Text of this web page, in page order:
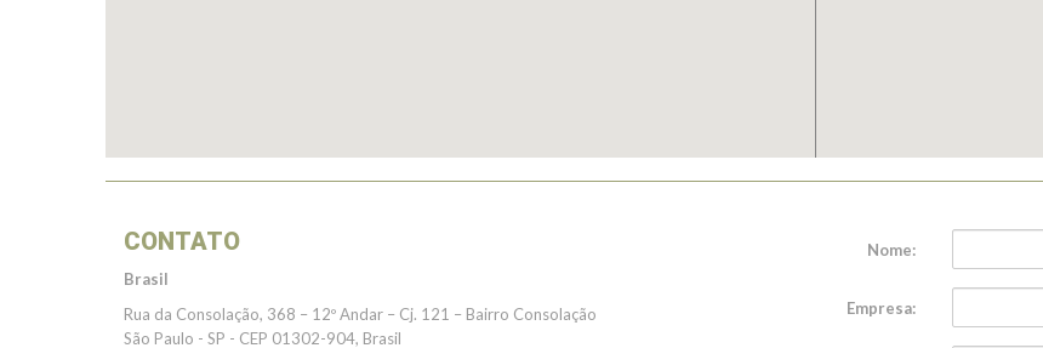
CONTATO
Brasil
Rua da Consolação, 368 – 12º Andar – Cj. 121 – Bairro Consolação
São Paulo - SP - CEP 01302-904, Brasil
Nome:
Empresa: